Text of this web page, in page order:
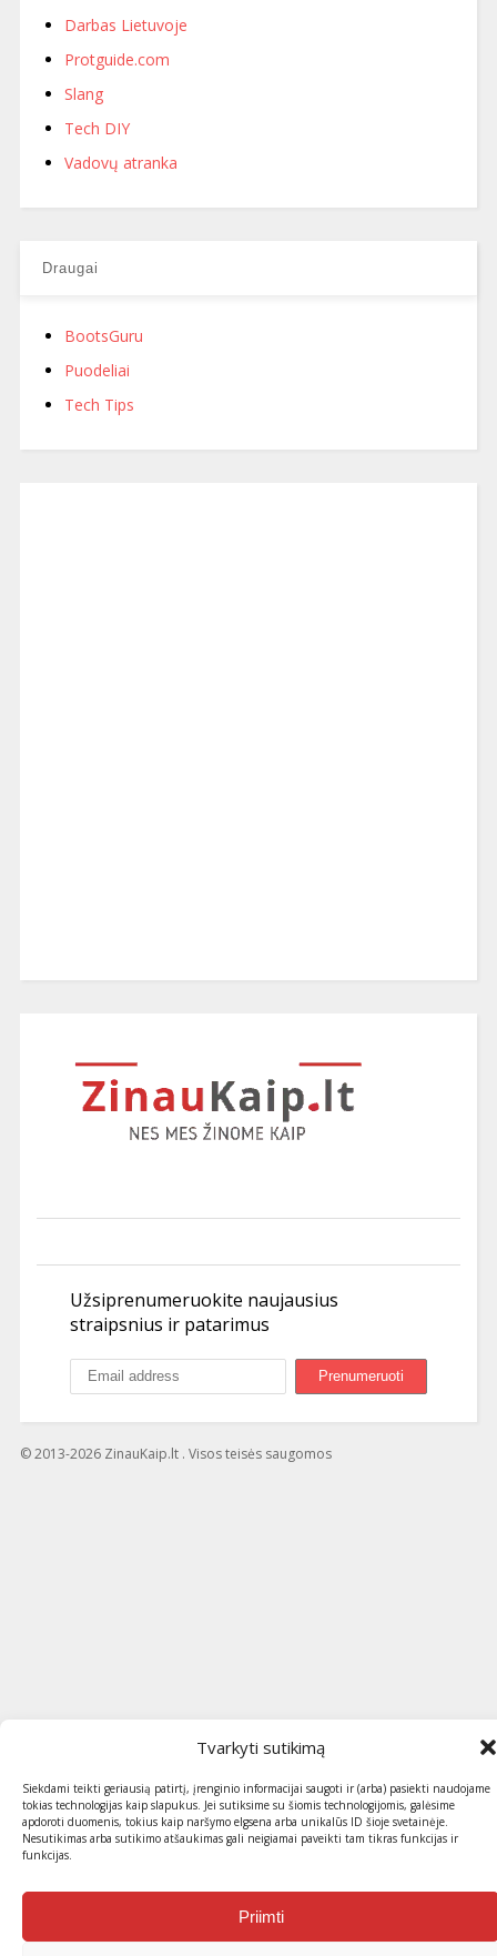
Tvarkyti sutikimą
Siekdami teikti geriausią patirtį, įrenginio informacijai saugoti ir (arba) pasiekti naudojame
tokias technologijas kaip slapukus. Jei sutiksime su šiomis technologijomis, galėsime
apdoroti duomenis, tokius kaip naršymo elgsena arba unikalūs ID šioje svetainėje.
Nesutikimas arba sutikimo atšaukimas gali neigiamai paveikti tam tikras funkcijas ir
funkcijas.
Priimti
Darbas Lietuvoje
Protguide.com
Slang
Tech DIY
Vadovų atranka
Draugai
BootsGuru
Puodeliai
Tech Tips
Užsiprenumeruokite naujausius
straipsnius ir patarimus
© 2013-2026 ZinauKaip.lt . Visos teisės saugomos